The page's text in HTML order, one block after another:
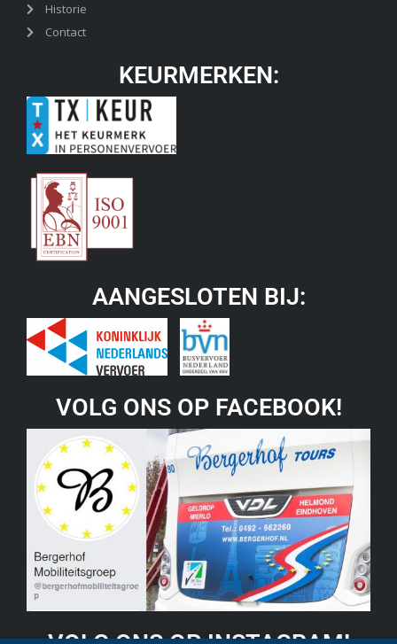
Historie
Contact
KEURMERKEN:
AANGESLOTEN BIJ:
VOLG ONS OP FACEBOOK!